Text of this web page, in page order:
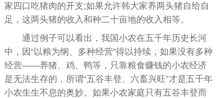
家四口吃猪肉的开支;如果允许韩大家养两头猪自给自
足，这两头猪的收入和种二十亩地的收入相等。
通过例子可以看出，我国小农在五千年历史长河
中，因“以粮为纲、多种经营”得以持续，如果没有多种
经营——养猪、鸡、鸭等，只靠粮食赚钱的小农经济
是无法生存的，所谓“五谷丰登、六畜兴旺”才是五千年
小农生生不息的奥妙。如果小农家庭只有五谷丰登而